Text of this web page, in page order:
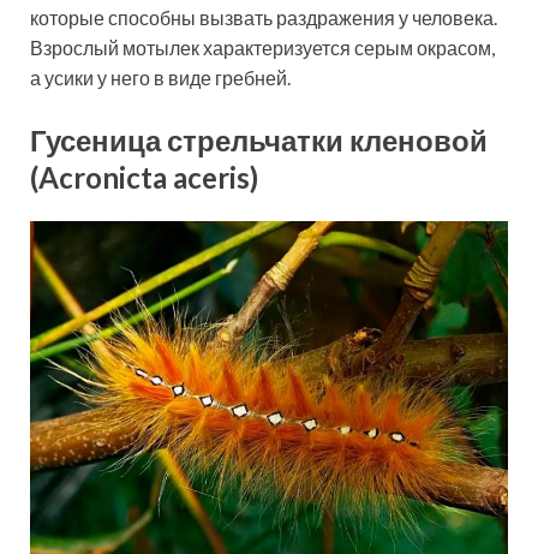
которые способны вызвать раздражения у человека.
Взрослый мотылек характеризуется серым окрасом,
а усики у него в виде гребней.
Гусеница стрельчатки кленовой
(Acronicta aceris)